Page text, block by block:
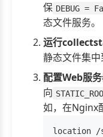
保 DEBUG =
态文件服务。
运行
静态文件集中
配置Web服
向
如，在Nginx
location